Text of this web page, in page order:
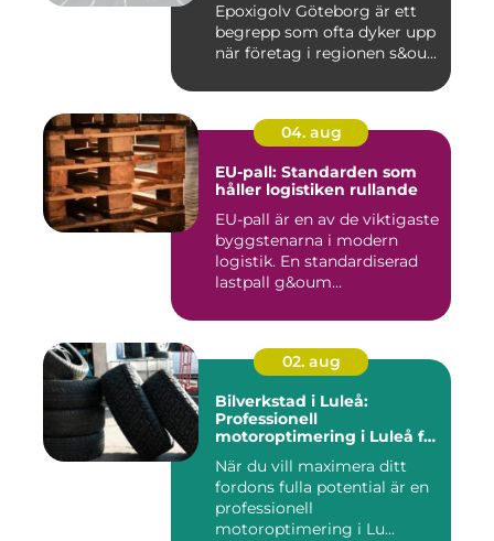
Epoxigolv Göteborg är ett
begrepp som ofta dyker upp
när företag i regionen s&ou...
04. aug
EU-pall: Standarden som
håller logistiken rullande
EU-pall är en av de viktigaste
byggstenarna i modern
logistik. En standardiserad
lastpall g&oum...
02. aug
Bilverkstad i Luleå:
Professionell
motoroptimering i Luleå för
När du vill maximera ditt
fordons fulla potential är en
professionell
motoroptimering i Lu...